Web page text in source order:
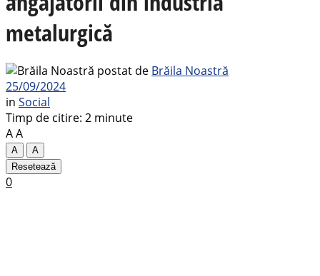
metalurgică
postat de Brăila Noastră
25/09/2024
in Social
Timp de citire: 2 minute
AA
A
A
Resetează
0